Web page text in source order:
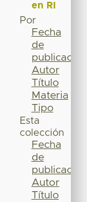
en RI
Por
Fecha
de
publicación
Autor
Título
Materia
Tipo
Esta
colección
Fecha
de
publicación
Autor
Título